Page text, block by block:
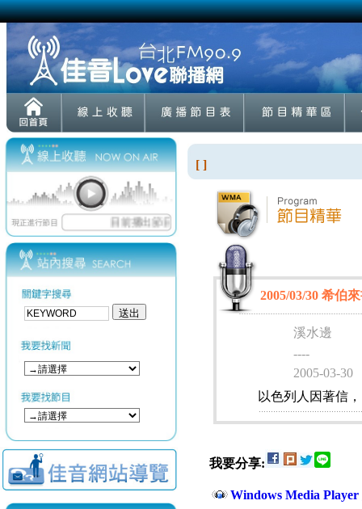
[ ]
2005/03/30 希伯
溪水邊
----
2005-03-30
以色列人因著信
我要分享:
Windows Media